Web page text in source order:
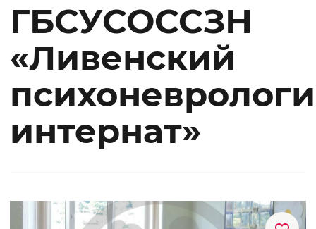
ГБСУСОССЗН
«Ливенский
интернат»